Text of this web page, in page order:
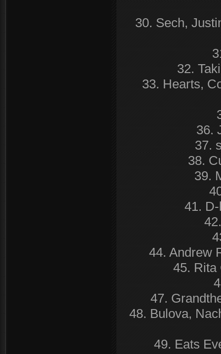
30. Sech,
32.
33. Hearts,
36.
37.
38.
39.
41.
44. Andrew
45. Rita
47.
48. Bulova,
49. Eats